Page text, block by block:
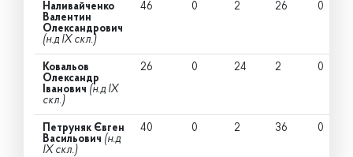
Наливайченко
Валентин
Олександрович
(н.д IX скл.)
46 0 2 26 0
Ковальов
Олександр
Іванович (н.д IX
скл.)
26 0 24 2 0
Петруняк Євген
Васильович (н.д
IX скл.)
40 0 2 36 0